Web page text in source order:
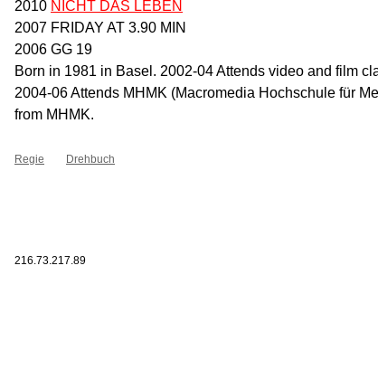
2010 NICHT DAS LEBEN
2007 FRIDAY AT 3.90 MIN
2006 GG 19
Born in 1981 in Basel. 2002-04 Attends video and film
2004-06 Attends MHMK (Macromedia Hochschule für
from MHMK.
Regie Drehbuch
216.73.217.89